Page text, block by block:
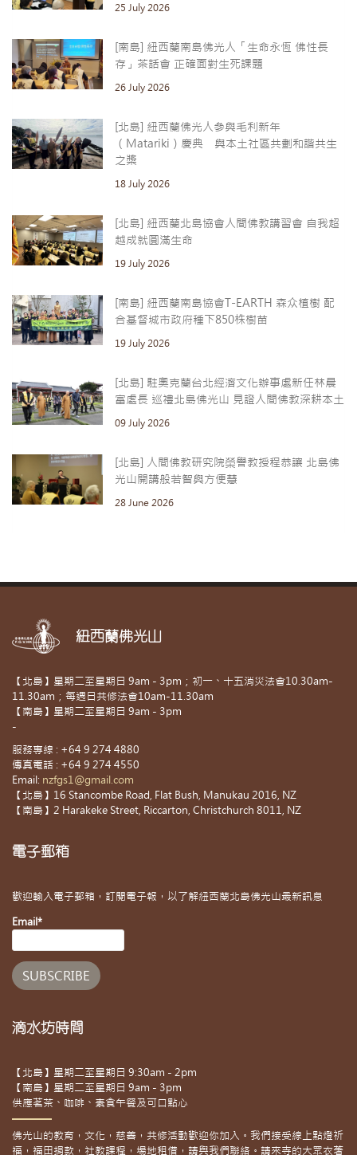
25 July 2026
[南島] 紐西蘭南島佛光人「生命永恆 佛性長
存」茶話會 正確面對生死課題
26 July 2026
[北島] 紐西蘭佛光人參與毛利新年
（Matariki）慶典 與本土社區共劃和諧共生
之槳
18 July 2026
[北島] 紐西蘭北島協會人間佛教講習會 自我超
越成就圓滿生命
19 July 2026
[南島] 紐西蘭南島協會T-EARTH 森众植樹 配
合基督城市政府種下850株樹苗
19 July 2026
[北島] 駐奧克蘭台北經濟文化辦事處新任林晨
富處長 巡禮北島佛光山 見證人間佛教深耕本土
09 July 2026
[北島] 人間佛教研究院榮譽教授程恭讓 北島佛
光山開講般若智與方便慧
28 June 2026
紐西蘭佛光山
【北島】星期二至星期日 9am - 3pm；初一、十五消災法會10.30am-
11.30am；每週日共修法會10am-11.30am
【南島】星期二至星期日 9am - 3pm
-
服務專線 : +64 9 274 4880
傳真電話 : +64 9 274 4550
Email: nzfgs1@gmail.com
【北島】16 Stancombe Road, Flat Bush, Manukau 2016, NZ
【南島】2 Harakeke Street, Riccarton, Christchurch 8011, NZ
電子郵箱
歡迎輸入電子郵箱，訂閱電子報，以了解紐西蘭北島佛光山最新訊息
Email*
滴水坊時間
【北島】星期二至星期日 9:30am - 2pm
【南島】星期二至星期日 9am - 3pm
供應茗茶、咖啡、素食午餐及可口點心
佛光山的教育，文化，慈善，共修活動歡迎你加入。我們接受線上點燈祈
福，福田捐款，社教課程，場地租借，請與我們聯絡。請來寺的大眾衣著